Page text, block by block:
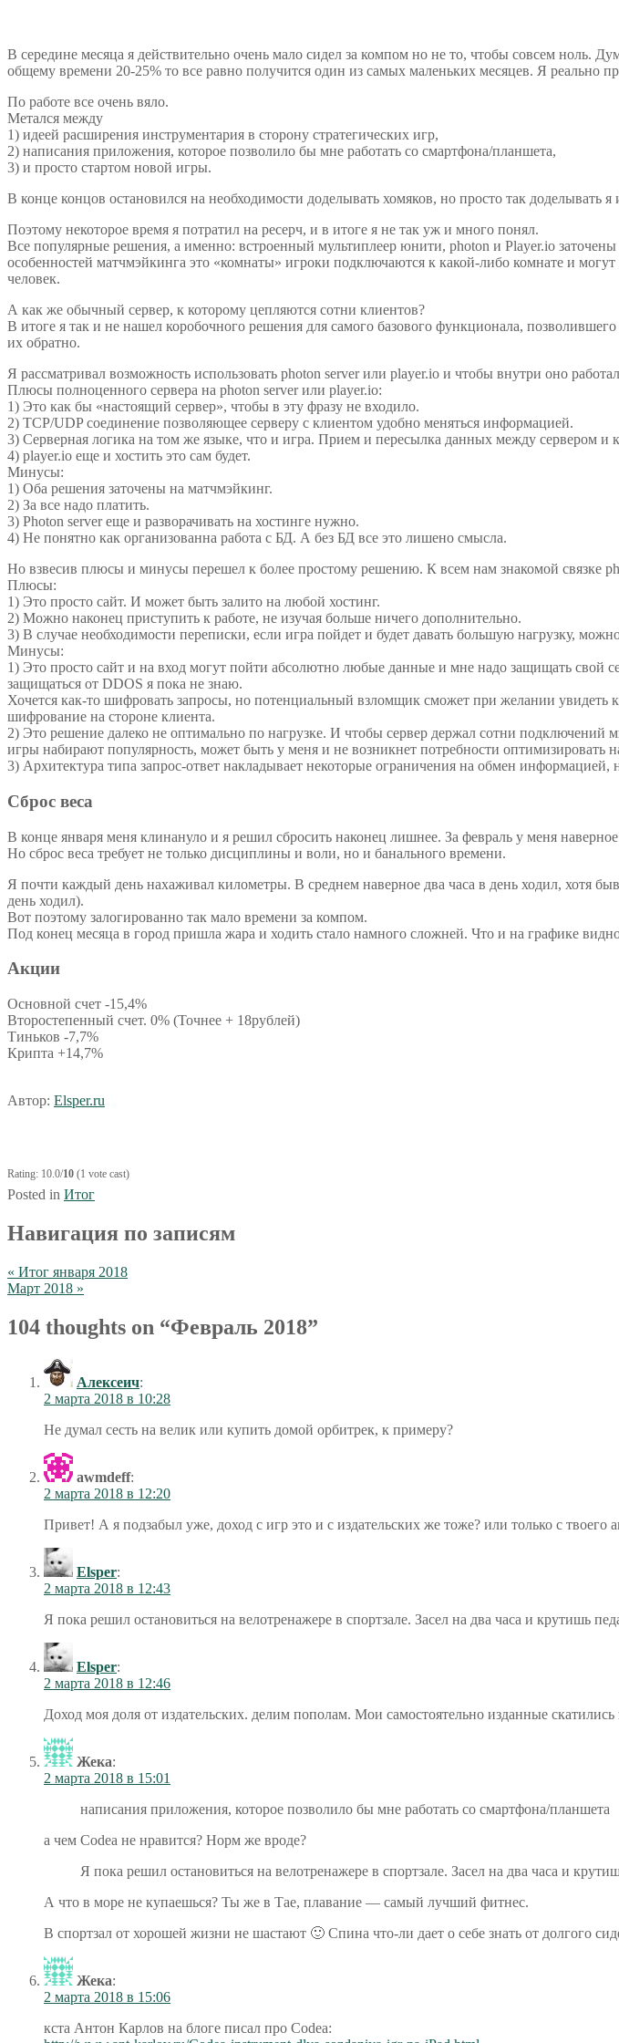
В середине месяца я действительно очень мало сидел за компом но не то, чтобы совсем ноль.
общему времени 20-25% то все равно получится один из самых маленьких месяцев. Я реально
По работе все очень вяло.
Метался между
1) идеей расширения инструментария в сторону стратегических игр,
2) написания приложения, которое позволило бы мне работать со смартфона/планшета,
3) и просто стартом новой игры.
В конце концов остановился на необходимости доделывать хомяков, но просто так
Поэтому некоторое время я потратил на ресерч, и в итоге я не так уж и много понял.
Все популярные решения, а именно: встроенный мультиплеер юнити, photon и Player.io
особенностей матчмэйкинга это «комнаты» игроки подключаются к какой-либо комнате и
человек.
А как же обычный сервер, к которому цепляются сотни клиентов?
В итоге я так и не нашел коробочного решения для самого базового функционала,
их обратно.
Я рассматривал возможность использовать photon server или player.io и чтобы внутри оно
Плюсы полноценного сервера на photon server или player.io:
1) Это как бы «настоящий сервер», чтобы в эту фразу не входило.
2) TCP/UDP соединение позволяющее серверу с клиентом удобно меняться информацией.
3) Серверная логика на том же языке, что и игра. Прием и пересылка данных между сервером и
4) player.io еще и хостить это сам будет.
Минусы:
1) Оба решения заточены на матчмэйкинг.
2) За все надо платить.
3) Photon server еще и разворачивать на хостинге нужно.
4) Не понятно как организованна работа с БД. А без БД все это лишено смысла.
Но взвесив плюсы и минусы перешел к более простому решению. К всем нам знакомой связке
Плюсы:
1) Это просто сайт. И может быть залито на любой хостинг.
2) Можно наконец приступить к работе, не изучая больше ничего дополнительно.
3) В случае необходимости переписки, если игра пойдет и будет давать большую нагрузку,
Минусы:
1) Это просто сайт и на вход могут пойти абсолютно любые данные и мне надо защищать
защищаться от DDOS я пока не знаю.
Хочется как-то шифровать запросы, но потенциальный взломщик сможет при желании увидеть
шифрование на стороне клиента.
2) Это решение далеко не оптимально по нагрузке. И чтобы сервер держал сотни подключений
игры набирают популярность, может быть у меня и не возникнет потребности оптимизировать
3) Архитектура типа запрос-ответ накладывает некоторые ограничения на обмен
Сброс веса
В конце января меня клинануло и я решил сбросить наконец лишнее. За февраль у меня
Но сброс веса требует не только дисциплины и воли, но и банального времени.
Я почти каждый день нахаживал километры. В среднем наверное два часа в день ходил, хотя
день ходил).
Вот поэтому залогированно так мало времени за компом.
Под конец месяца в город пришла жара и ходить стало намного сложней. Что и на графике
Акции
Основной счет -15,4%
Второстепенный счет. 0% (Точнее + 18рублей)
Тиньков -7,7%
Крипта +14,7%
Автор: Elsper.ru
Rating: 10.0/10 (1 vote cast)
Posted in Итог
Навигация по записям
« Итог января 2018
Март 2018 »
104 thoughts on “Февраль 2018”
Алексеич:
2 марта 2018 в 10:28
Не думал сесть на велик или купить домой орбитрек, к примеру?
awmdeff:
2 марта 2018 в 12:20
Привет! А я подзабыл уже, доход с игр это и с издательских же тоже? или только с
Elsper:
2 марта 2018 в 12:43
Я пока решил остановиться на велотренажере в спортзале. Засел на два часа и крутишь
Elsper:
2 марта 2018 в 12:46
Доход моя доля от издательских. делим пополам. Мои самостоятельно изданные скатились
Жека:
2 марта 2018 в 15:01
написания приложения, которое позволило бы мне работать со смартфона/планшета
а чем Codea не нравится? Норм же вроде?
Я пока решил остановиться на велотренажере в спортзале. Засел на два часа и
А что в море не купаешься? Ты же в Тае, плавание — самый лучший фитнес.
В спортзал от хорошей жизни не шастают 🙂 Спина что-ли дает о себе знать от долгого
Жека:
2 марта 2018 в 15:06
кста Антон Карлов на блоге писал про Codea: